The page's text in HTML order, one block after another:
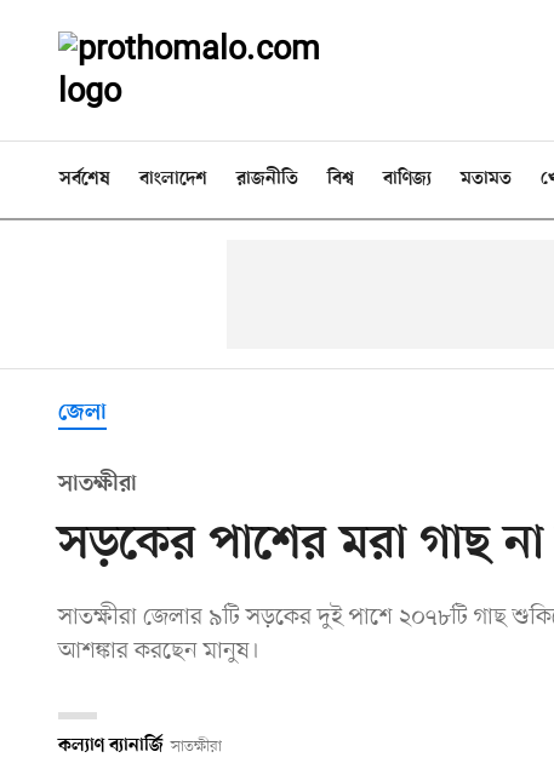
সর্বশেষ বাংলাদেশ রাজনীতি বিশ্ব বাণিজ্য মতামত
জেলা
সাতক্ষীরা
সড়কের পাশের মরা গাছ না
সাতক্ষীরা জেলার ৯টি সড়কের দুই পাশে ২০৭৮টি গাছ
আশঙ্কার করছেন মানুষ।
কল্যাণ ব্যানার্জি সাতক্ষীরা